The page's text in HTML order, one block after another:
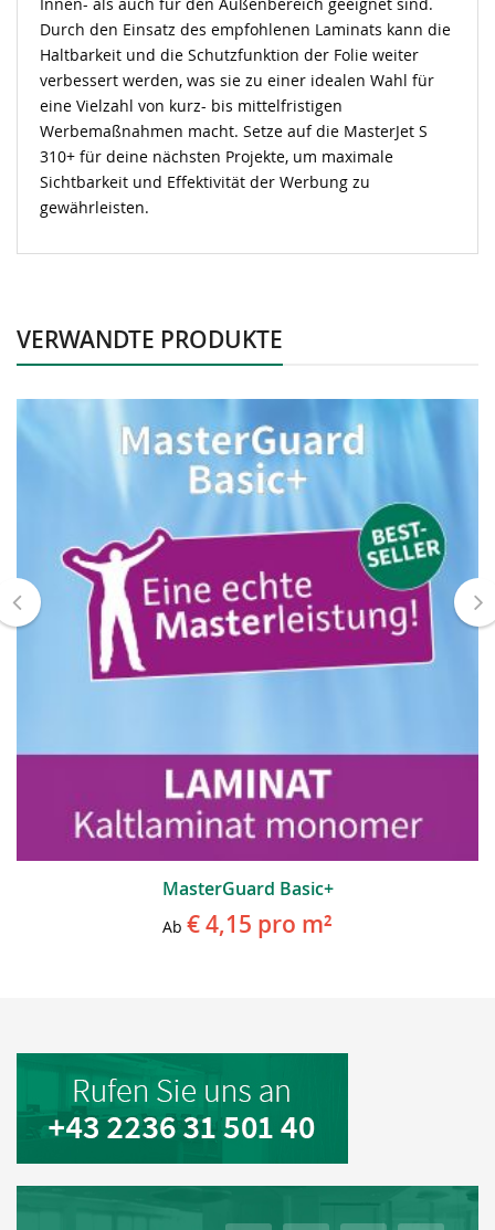
Durch den Einsatz des empfohlenen Laminats kann die
Haltbarkeit und die Schutzfunktion der Folie weiter
verbessert werden, was sie zu einer idealen Wahl für
eine Vielzahl von kurz- bis mittelfristigen
Werbemaßnahmen macht. Setze auf die MasterJet S
310+ für deine nächsten Projekte, um maximale
Sichtbarkeit und Effektivität der Werbung zu
gewährleisten.
VERWANDTE PRODUKTE
MasterGuard Basic+
Ab € 4,15 pro m²